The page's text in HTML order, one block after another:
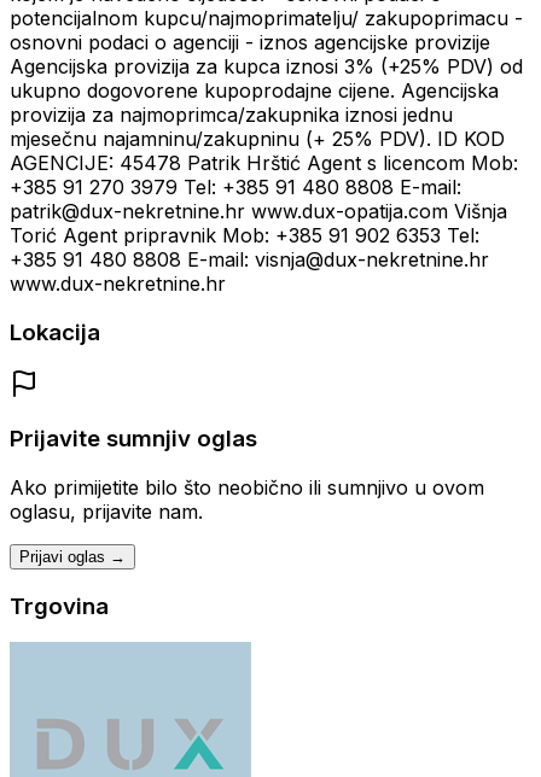
potencijalnom kupcu/najmoprimatelju/ zakupoprimacu -
osnovni podaci o agenciji - iznos agencijske provizije
Agencijska provizija za kupca iznosi 3% (+25% PDV) od
ukupno dogovorene kupoprodajne cijene. Agencijska
provizija za najmoprimca/zakupnika iznosi jednu
mjesečnu najamninu/zakupninu (+ 25% PDV). ID KOD
AGENCIJE: 45478 Patrik Hrštić Agent s licencom Mob:
+385 91 270 3979 Tel: +385 91 480 8808 E-mail:
patrik@dux-nekretnine.hr www.dux-opatija.com Višnja
Torić Agent pripravnik Mob: +385 91 902 6353 Tel:
+385 91 480 8808 E-mail: visnja@dux-nekretnine.hr
www.dux-nekretnine.hr
Lokacija
Prijavite sumnjiv oglas
Ako primijetite bilo što neobično ili sumnjivo u ovom
oglasu, prijavite nam.
Prijavi oglas →
Trgovina